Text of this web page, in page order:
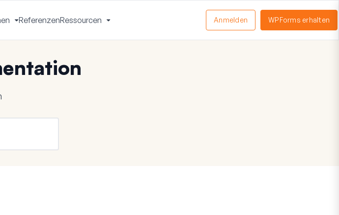
Menü
umschalten
ReferenzenRessourcen
umschalten
Anmelden WPForms erhalten